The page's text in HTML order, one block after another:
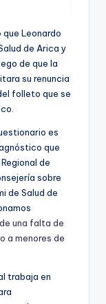
que Leonardo
de Arica y
de que la
su renuncia
folleto que se
es
que
de
sobre
de Salud de
una falta de
a menores de
trabaja en